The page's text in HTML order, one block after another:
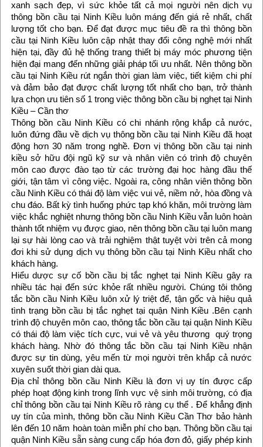
xanh sạch đẹp, vì sức khỏe tất cả mọi người nên dịch vụ
thông bồn cầu tại Ninh Kiều luôn máng đến giá rẻ nhất, chất
lượng tốt cho bạn. Để đạt được mục tiêu đề ra thì thông bồn
cầu tại Ninh Kiều luôn cập nhật thay đổi công nghệ mới nhất
hiện tại, đầy đủ hệ thống trang thiết bị máy móc phương tiện
hiện đại mang đến những giải pháp tối ưu nhất. Nên thông bồn
cầu tại Ninh Kiều rút ngắn thời gian làm việc, tiết kiệm chi phí
và đảm bảo đạt được chất lượng tốt nhất cho bạn, trở thành
lựa chọn ưu tiên số 1 trong việc thông bồn cầu bị nghẹt tại Ninh
Kiều – Cần thơ
Thông bồn cầu Ninh Kiều có chi nhánh rộng khắp cả nước,
luôn đứng đầu về dịch vụ thông bồn cầu tại Ninh Kiều đã hoạt
động hơn 30 năm trong nghề. Đơn vị thông bồn cầu tại ninh
kiều sở hữu đội ngũ kỹ sư và nhân viên có trình độ chuyên
môn cao được đào tạo từ các trường đại học hàng đầu thế
giới, tận tâm vì công việc. Ngoài ra, công nhân viên thông bồn
cầu Ninh Kiều có thái độ làm việc vui vẻ, niềm nở, hòa đồng và
chu đáo. Bất kỳ tình huống phức tạp khó khăn, môi trường làm
việc khắc nghiệt nhưng thông bồn cầu Ninh Kiều vẫn luôn hoàn
thành tốt nhiệm vụ được giao, nên thông bồn cầu tại luôn mang
lại sự hài lòng cao và trải nghiệm thật tuyệt vời trên cả mong
đơi khi sử dụng dịch vụ thông bồn cầu tại Ninh Kiều nhất cho
khách hàng.
Hiểu dược sự cố bồn cầu bị tắc nghẹt tại Ninh Kiều gây ra
nhiều tác hại đến sức khỏe rất nhiều người. Chúng tôi thông
tắc bồn cầu Ninh Kiều luôn xử lý triệt để, tận gốc và hiệu quả
tình trạng bồn cầu bị tắc nghẹt tại quận Ninh Kiều .Bên cạnh
trình độ chuyên môn cao, thông tắc bồn cầu tại quận Ninh Kiều
có thái độ làm việc tích cực, vui vẻ và yêu thương quý trọng
khách hàng. Nhờ đó thông tắc bồn cầu tại Ninh Kiều nhận
được sự tin dùng, yêu mến từ mọi người trên khắp cả nước
xuyên suốt thời gian dài qua.
Địa chỉ thông bồn cầu Ninh Kiều là đơn vị uy tín được cấp
phép hoạt động kinh trong lĩnh vực vệ sinh môi trường, có địa
chỉ thông bồn cầu tại Ninh Kiều rõ ràng cụ thể . Để khẳng định
uy tín của mình, thông bồn cầu Ninh Kiều Cần Thơ bảo hành
lên đến 10 năm hoàn toàn miễn phí cho bạn. Thông bồn cầu tại
quận Ninh Kiều sẵn sàng cung cấp hóa đơn đỏ, giấy phép kinh